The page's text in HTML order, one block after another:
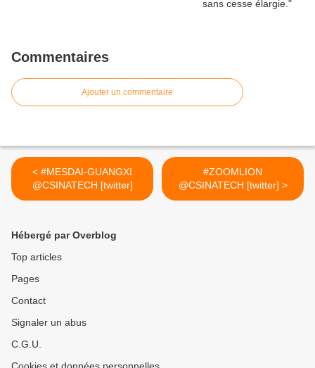
Commentaires
Ajouter un commentaire
< #MESDAI-GUANGXI
@CSINATECH [twitter]
#ZOOMLION
@CSINATECH [twitter] >
Hébergé par Overblog
Top articles
Pages
Contact
Signaler un abus
C.G.U.